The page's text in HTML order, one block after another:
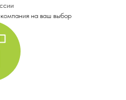
на ваш выбор